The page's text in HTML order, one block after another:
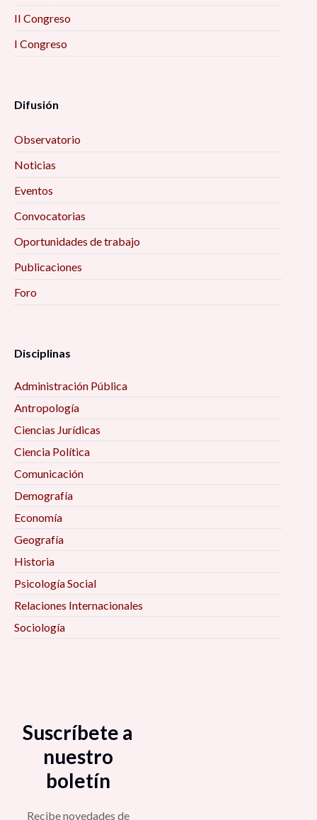
II Congreso
I Congreso
Difusión
Observatorio
Noticias
Eventos
Convocatorias
Oportunidades de trabajo
Publicaciones
Foro
Disciplinas
Administración Pública
Antropología
Ciencias Jurídicas
Ciencia Política
Comunicación
Demografía
Economía
Geografía
Historia
Psicología Social
Relaciones Internacionales
Sociología
Suscríbete a
nuestro
boletín
Recibe novedades de